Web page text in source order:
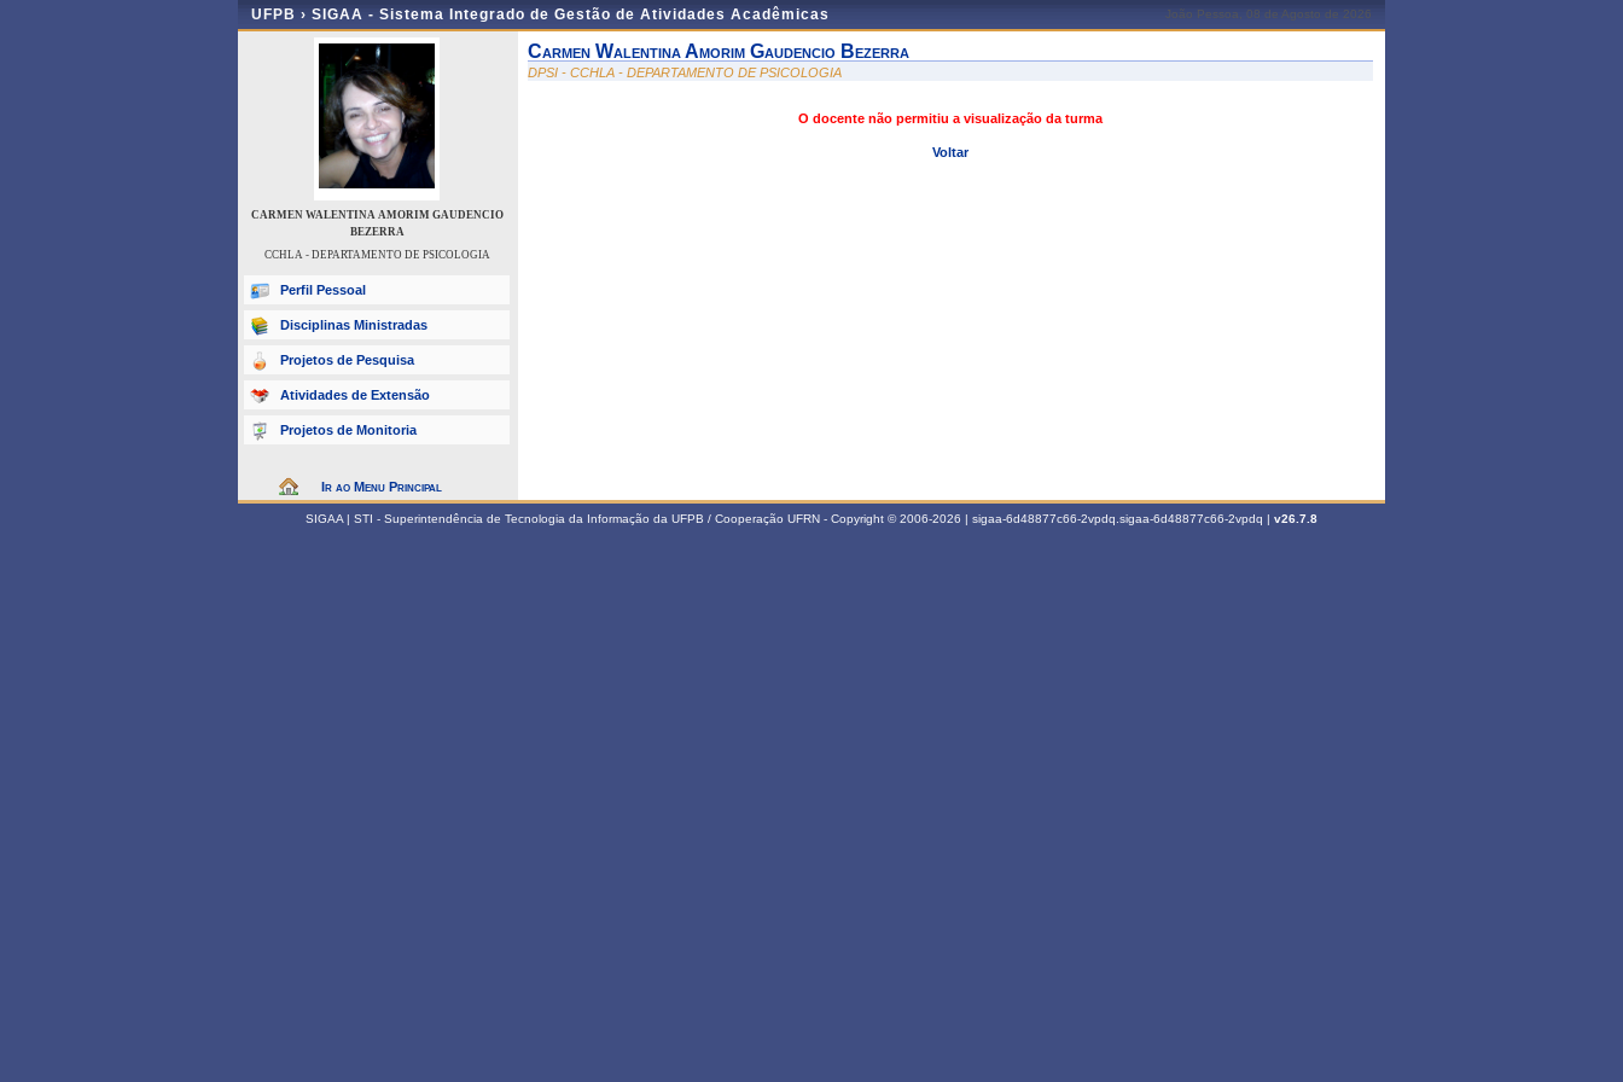
UFPB › SIGAA - Sistema Integrado de Gestão de Atividades Acadêmicas João Pessoa, 08 de Agosto de 2026
CARMEN WALENTINA AMORIM GAUDENCIO
BEZERRA
CCHLA - DEPARTAMENTO DE PSICOLOGIA
Perfil Pessoal
Disciplinas Ministradas
Projetos de Pesquisa
Atividades de Extensão
Projetos de Monitoria
Ir ao Menu Principal
Carmen Walentina Amorim Gaudencio Bezerra
DPSI - CCHLA - DEPARTAMENTO DE PSICOLOGIA
O docente não permitiu a visualização da turma
Voltar
SIGAA | STI - Superintendência de Tecnologia da Informação da UFPB / Cooperação UFRN - Copyright © 2006-2026 | sigaa-6d48877c66-2vpdq.sigaa-6d48877c66-2vpdq | v26.7.8